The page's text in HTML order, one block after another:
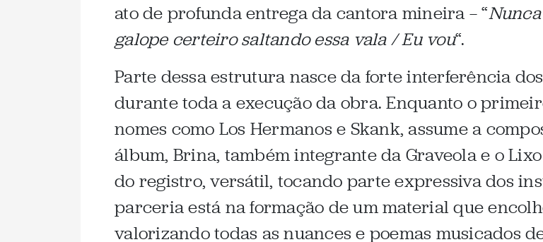
ato de profunda entrega da cantora mineira — “
galope certeiro saltando essa vala / Eu vou“.
Parte dessa estrutura nasce da forte interferência
durante toda a execução da obra. Enquanto o
nomes como Los Hermanos e Skank, assume a
álbum, Brina, também integrante da Graveola e o
do registro, versátil, tocando parte expressiva dos
parceria está na formação de um material que
valorizando todas as nuances e poemas musicados